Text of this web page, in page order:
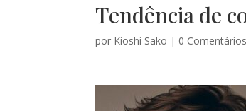
Tendência de
por Kioshi Sako | 0 Comentários